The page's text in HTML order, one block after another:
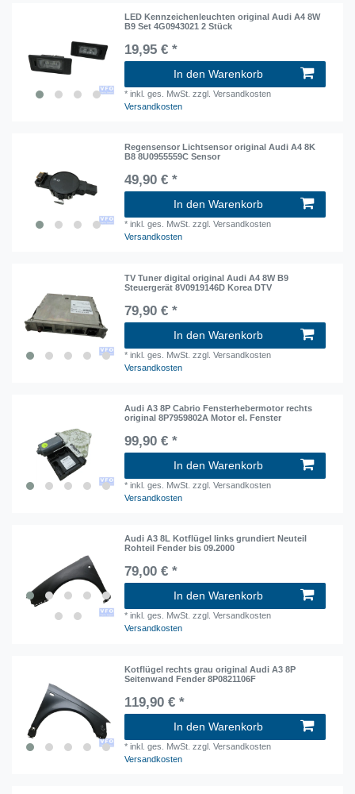
LED Kennzeichenleuchten original Audi A4 8W
B9 Set 4G0943021 2 Stück
19,95 € *
In den Warenkorb
*inkl. ges. MwSt. zzgl. Versandkosten
Versandkosten
Regensensor Lichtsensor original Audi A4 8K
B8 8U0955559C Sensor
49,90 € *
In den Warenkorb
*inkl. ges. MwSt. zzgl. Versandkosten
Versandkosten
TV Tuner digital original Audi A4 8W B9
Steuergerät 8V0919146D Korea DTV
79,90 € *
In den Warenkorb
*inkl. ges. MwSt. zzgl. Versandkosten
Versandkosten
Audi A3 8P Cabrio Fensterhebermotor rechts
original 8P7959802A Motor el. Fenster
99,90 € *
In den Warenkorb
*inkl. ges. MwSt. zzgl. Versandkosten
Versandkosten
Audi A3 8L Kotflügel links grundiert Neuteil
Rohteil Fender bis 09.2000
79,00 € *
In den Warenkorb
*inkl. ges. MwSt. zzgl. Versandkosten
Versandkosten
Kotflügel rechts grau original Audi A3 8P
Seitenwand Fender 8P0821106F
119,90 € *
In den Warenkorb
*inkl. ges. MwSt. zzgl. Versandkosten
Versandkosten